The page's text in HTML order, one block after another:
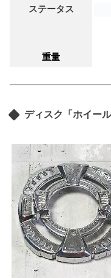
ステータス
重量
ディスク「ホイール